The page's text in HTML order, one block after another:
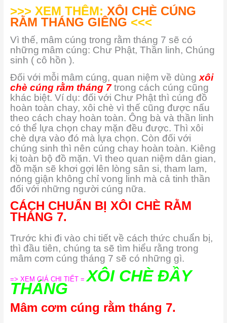
>>> XEM THÊM: XÔI CHÈ CÚNG
RẰM THÁNG GIÊNG <<<
Vì thế, mâm cúng trong rằm tháng 7 sẽ có
những mâm cúng: Chư Phật, Thần linh, Chúng
sinh ( cô hồn ).
Đối với mỗi mâm cúng, quan niệm về dùng xôi
chè cúng rằm tháng 7 trong cách cúng cũng
khác biệt. Ví dụ: đối với Chư Phật thì cúng đồ
hoàn toàn chay, xôi chè vì thế cũng được nấu
theo cách chay hoàn toàn. Ông bà và thần linh
có thể lựa chọn chay mặn đều được. Thì xôi
chè dựa vào đó mà lựa chọn. Còn đối với
chúng sinh thì nên cúng chay hoàn toàn. Kiêng
kị toàn bộ đồ mặn. Vì theo quan niệm dân gian,
đồ mặn sẽ khơi gợi lên lòng sân si, tham lam,
nóng giận không chỉ vong linh mà cả tinh thần
đối với những người cúng nữa.
CÁCH CHUẨN BỊ XÔI CHÈ RẰM
THÁNG 7.
Trước khi đi vào chi tiết về cách thức chuẩn bị,
thì đầu tiên, chúng ta sẽ tìm hiểu rằng trong
mâm cơm cúng tháng 7 sẽ có những gì.
=> XEM GIÁ CHI TIẾT = XÔI CHÈ ĐẦY
THÁNG
Mâm cơm cúng rằm tháng 7.